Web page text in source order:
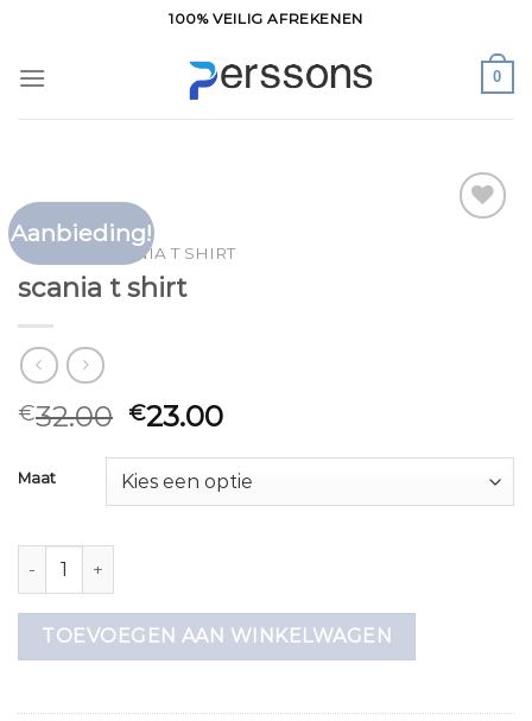
inhoud
100% VEILIG AFREKENEN
0
Aanbieding!
HOME SCANIA T SHIRT
scania t shirt
€32.00 €23.00
Maat
scania t shirt aantal
TOEVOEGEN AAN WINKELWAGEN